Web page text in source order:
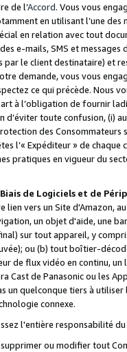
de l’Accord. Vous vous
en utilisant l’une
en relation avec tout
e-mails, SMS et
le client destinataire) et
demande, vous vous
ce qui précède. Nous
à l’obligation de fournir
toute confusion, (i)
des
l’« Expéditeur » de
pratiques en vigueur du
de Logiciels et de
lien vers un Site d'Amazon,
un objet d'aide, une
sur tout appareil, y
ou (b) tout boîtier-
de flux vidéo en continu,
Cast de Panasonic ou les
un quelconque tiers à
connexe.
l'entière responsabilité
ou modifier tout